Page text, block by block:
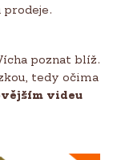
prodeje.
poznat blíž.
tedy očima
videu